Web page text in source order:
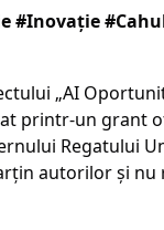
#Inovație
„AI
printr-un grant
Regatului
autorilor și nu